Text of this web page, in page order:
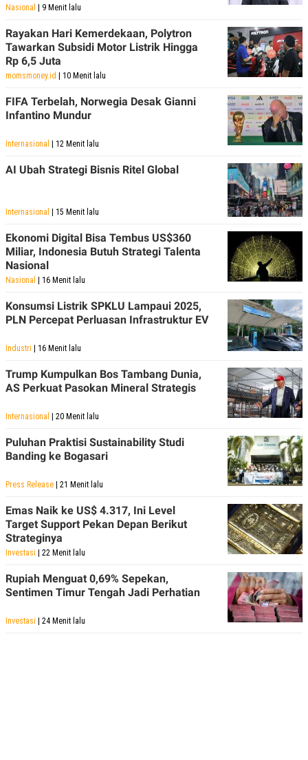
Nasional | 9 Menit lalu
Rayakan Hari Kemerdekaan, Polytron
Tawarkan Subsidi Motor Listrik Hingga
Rp 6,5 Juta
momsmoney.id | 10 Menit lalu
FIFA Terbelah, Norwegia Desak Gianni
Infantino Mundur
Internasional | 12 Menit lalu
AI Ubah Strategi Bisnis Ritel Global
Internasional | 15 Menit lalu
Ekonomi Digital Bisa Tembus US$360
Miliar, Indonesia Butuh Strategi Talenta
Nasional
Nasional | 16 Menit lalu
Konsumsi Listrik SPKLU Lampaui 2025,
PLN Percepat Perluasan Infrastruktur EV
Industri | 16 Menit lalu
Trump Kumpulkan Bos Tambang Dunia,
AS Perkuat Pasokan Mineral Strategis
Internasional | 20 Menit lalu
Puluhan Praktisi Sustainability Studi
Banding ke Bogasari
Press Release | 21 Menit lalu
Emas Naik ke US$ 4.317, Ini Level
Target Support Pekan Depan Berikut
Strateginya
Investasi | 22 Menit lalu
Rupiah Menguat 0,69% Sepekan,
Sentimen Timur Tengah Jadi Perhatian
Investasi | 24 Menit lalu